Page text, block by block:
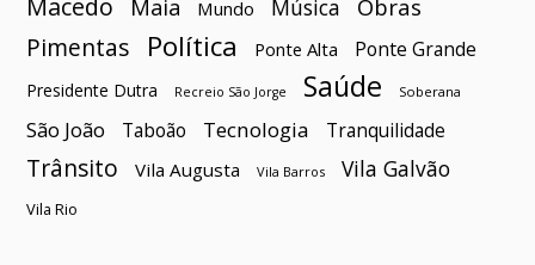
Maia Mundo Música Obras
Pimentas Política Ponte Alta Ponte Grande
Presidente Dutra Recreio São Jorge Saúde Soberana
São João Taboão Tecnologia Tranquilidade
Trânsito Vila Augusta Vila Barros Vila Galvão
Vila Rio